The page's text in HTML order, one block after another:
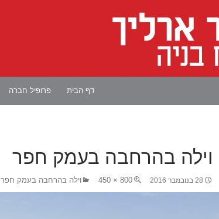
דף הבית
פרופיל חברה
וילה בהרחבה בעמק חפר
28 בנובמבר 2016 800 × 450 וילה בהרחבה בעמק חפר